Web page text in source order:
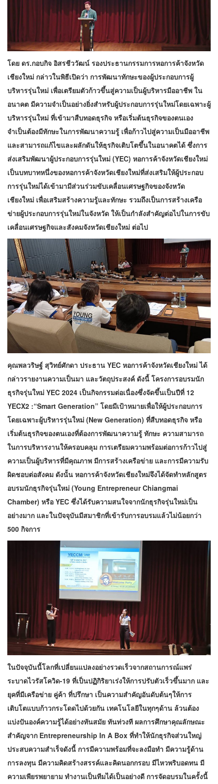
โดย ดร.กอบกิจ อิสรชีววัฒน์ รองประธานกรรมการหอการค้าจังหวัด
เชียงใหม่ กล่าวในพิธีเปิดว่า การพัฒนาทักษะของผู้ประกอบการผู้
บริหารรุ่นใหม่ เพื่อเตรียมตัวก้าวขึ้นสู่ความเป็นผู้บริหารมืออาชีพ ใน
อนาคต มีความจำเป็นอย่างยิ่งสำหรับผู้ประกอบการรุ่นใหม่โดยเฉพาะผู้
บริหารรุ่นใหม่ ที่เข้ามาสืบทอดธุรกิจ หรือเริ่มต้นธุรกิจของตนเอง
จำเป็นต้องมีทักษะในการพัฒนาความรู้ เพื่อก้าวไปสู่ความเป็นมืออาชีพ
และสามารถแก้ไขและผลักดันให้ธุรกิจเติบโตขึ้นในอนาคตได้ ซึ่งการ
ส่งเสริมพัฒนาผู้ประกอบการรุ่นใหม่ (YEC) หอการค้าจังหวัดเชียงใหม่
เป็นบทบาทหนึ่งของหอการค้าจังหวัดเชียงใหม่ที่ส่งเสริมให้ผู้ประกอบ
การรุ่นใหม่ได้เข้ามามีส่วนร่วมขับเคลื่อนเศรษฐกิจของจังหวัด
เชียงใหม่ เพื่อเสริมสร้างความรู้และทักษะ รวมถึงเป็นการสร้างเครือ
ข่ายผู้ประกอบการรุ่นใหม่ในจังหวัด ให้เป็นกำลังสำคัญต่อไปในการขับ
เคลื่อนเศรษฐกิจและสังคมจังหวัดเชียงใหม่ ต่อไป
คุณพลวริษฐ์ สุวิทย์ศักดา ประธาน YEC หอการค้าจังหวัดเชียงใหม่ ได้
กล่าวรายงานความเป็นมา และวัตถุประสงค์ ดังนี้ โครงการอบรมนัก
ธุรกิจรุ่นใหม่ YEC 2024 เป็นกิจกรรมต่อเนื่องซึ่งจัดขึ้นเป็นปีที่ 12
YECX2 :“Smart Generation” โดยมีเป้าหมายเพื่อให้ผู้ประกอบการ
โดยเฉพาะผู้บริหารรุ่นใหม่ (New Generation) ที่สืบทอดธุรกิจ หรือ
เริ่มต้นธุรกิจของตนเองที่ต้องการพัฒนาความรู้ ทักษะ ความสามารถ
ในการบริหารงานให้ครอบคลุม การเตรียมความพร้อมต่อการก้าวไปสู่
ความเป็นผู้บริหารที่มีคุณภาพ มีการสร้างเครือข่าย และการมีความรับ
ผิดชอบต่อสังคม ดังนั้น หอการค้าจังหวัดเชียงใหม่จึงได้จัดทำหลักสูตร
อบรมนักธุรกิจรุ่นใหม่ (Young Entrepreneur Chiangmai
Chamber) หรือ YEC ซึ่งได้รับความสนใจจากนักธุรกิจรุ่นใหม่เป็น
อย่างมาก และในปัจจุบันมีสมาชิกที่เข้ารับการอบรมแล้วไม่น้อยกว่า
500 กิจการ
ในปัจจุบันนี้โลกที่เปลี่ยนแปลงอย่างรวดเร็วจากสถานการณ์แพร่
ระบาดไวรัสโควิด-19 ที่เป็นปฏิกิริยาเร่งให้การปรับตัวเร็วขึ้นมาก และ
ยุคที่มีเครือข่าย คู่ค้า ที่ปรึกษา เป็นความสำคัญอันดับต้นๆให้การ
เติบโตแบบก้าวกระโดดไปด้วยกัน เทคโนโลยีในทุกๆด้าน ล้วนต้อง
แบ่งปันองค์ความรู้ได้อย่างทันสมัย ทันท่วงที ผลการศึกษาคุณลักษณะ
สำคัญจาก Entrepreneurship In A Box ที่ทำให้นักธุรกิจส่วนใหญ่
ประสบความสำเร็จดังนี้ การมีความพร้อมที่จะลงมือทำ มีความรู้ด้าน
การลงทุน มีความคิดสร้างสรรค์และคิดนอกกรอบ มีไหวพริบอดทน มี
ความเพียรพยายาม ทำงานเป็นทีมได้เป็นอย่างดี การจัดอบรมในครั้งนี้